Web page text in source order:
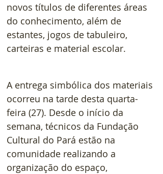
novos títulos de diferentes áreas
do conhecimento, além de
estantes, jogos de tabuleiro,
carteiras e material escolar.
A entrega simbólica dos materiais
ocorreu na tarde desta quarta-
feira (27). Desde o início da
semana, técnicos da Fundação
Cultural do Pará estão na
comunidade realizando a
organização do espaço,